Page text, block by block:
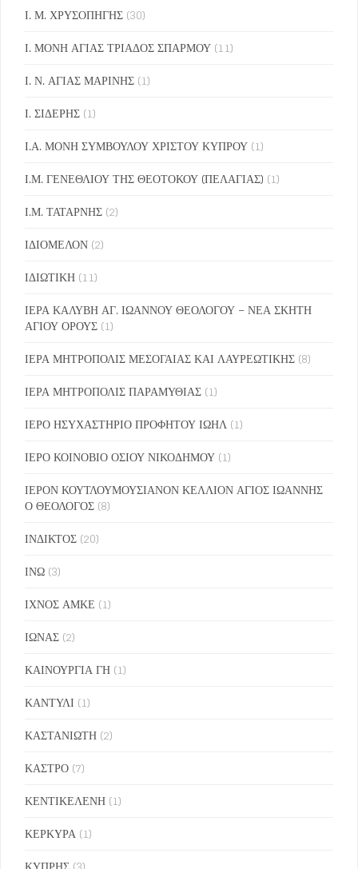
Ι. Μ. ΧΡΥΣΟΠΗΓΗΣ (30)
Ι. ΜΟΝΗ ΑΓΙΑΣ ΤΡΙΑΔΟΣ ΣΠΑΡΜΟΥ (11)
Ι. Ν. ΑΓΙΑΣ ΜΑΡΙΝΗΣ (1)
Ι. ΣΙΔΕΡΗΣ (1)
Ι.Α. ΜΟΝΗ ΣΥΜΒΟΥΛΟΥ ΧΡΙΣΤΟΥ ΚΥΠΡΟΥ (1)
Ι.Μ. ΓΕΝΕΘΛΙΟΥ ΤΗΣ ΘΕΟΤΟΚΟΥ (ΠΕΛΑΓΙΑΣ) (1)
Ι.Μ. ΤΑΤΑΡΝΗΣ (2)
ΙΔΙΟΜΕΛΟΝ (2)
ΙΔΙΩΤΙΚΗ (11)
ΙΕΡΑ ΚΑΛΥΒΗ ΑΓ. ΙΩΑΝΝΟΥ ΘΕΟΛΟΓΟΥ – ΝΕΑ ΣΚΗΤΗ
ΑΓΙΟΥ ΟΡΟΥΣ (1)
ΙΕΡΑ ΜΗΤΡΟΠΟΛΙΣ ΜΕΣΟΓΑΙΑΣ ΚΑΙ ΛΑΥΡΕΩΤΙΚΗΣ (8)
ΙΕΡΑ ΜΗΤΡΟΠΟΛΙΣ ΠΑΡΑΜΥΘΙΑΣ (1)
ΙΕΡΟ ΗΣΥΧΑΣΤΗΡΙΟ ΠΡΟΦΗΤΟΥ ΙΩΗΛ (1)
ΙΕΡΟ ΚΟΙΝΟΒΙΟ ΟΣΙΟΥ ΝΙΚΟΔΗΜΟΥ (1)
ΙΕΡΟΝ ΚΟΥΤΛΟΥΜΟΥΣΙΑΝΟΝ ΚΕΛΛΙΟΝ ΑΓΙΟΣ ΙΩΑΝΝΗΣ
Ο ΘΕΟΛΟΓΟΣ (8)
ΙΝΔΙΚΤΟΣ (20)
ΙΝΩ (3)
ΙΧΝΟΣ ΑΜΚΕ (1)
ΙΩΝΑΣ (2)
ΚΑΙΝΟΥΡΓΙΑ ΓΗ (1)
ΚΑΝΤΥΛΙ (1)
ΚΑΣΤΑΝΙΩΤΗ (2)
ΚΑΣΤΡΟ (7)
ΚΕΝΤΙΚΕΛΕΝΗ (1)
ΚΕΡΚΥΡΑ (1)